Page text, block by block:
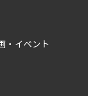
・イベント